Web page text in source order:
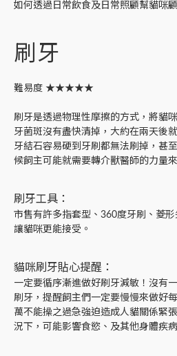
如何透過日常飲食及日常照顧幫貓咪
刷牙
難易度 ★★★★★
刷牙是透過物理性摩擦的方式，將貓
牙菌斑沒有盡快清掉，大約在兩天後
牙結石容易硬到牙刷都無法刷掉，甚
候飼主可能就需要轉介獸醫師的力量
刷牙工具：
市售有許多指套型、360度牙刷、菱
讓貓咪更能接受。
貓咪刷牙貼心提醒：
一定要循序漸進做好刷牙減敏！沒有
刷牙，提醒飼主們一定要慢慢來做好
萬不能操之過急強迫造成人貓關係緊
況下，可能影響食慾、及其他身體疾病